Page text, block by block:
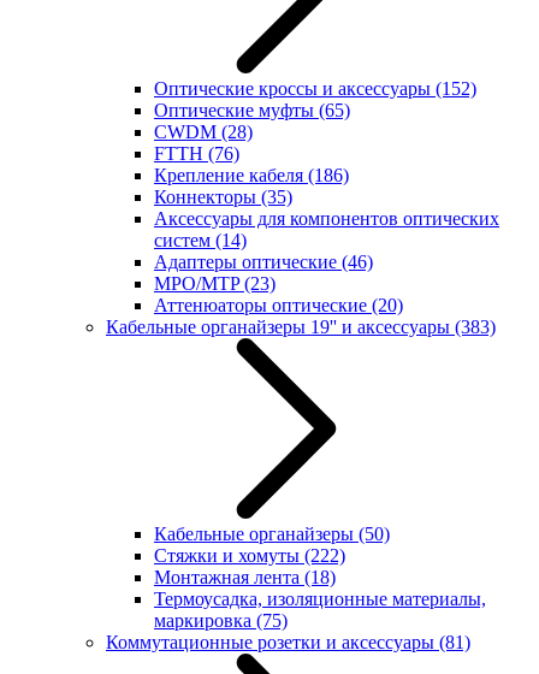
Оптические кроссы и аксессуары (152)
Оптические муфты (65)
CWDM (28)
FTTH (76)
Крепление кабеля (186)
Коннекторы (35)
Аксессуары для компонентов оптических
систем (14)
Адаптеры оптические (46)
MPO/MTP(23)
Аттенюаторы оптические (20)
Кабельные органайзеры 19'' и аксессуары (383)
Кабельные органайзеры (50)
Стяжки и хомуты (222)
Монтажная лента (18)
Термоусадка, изоляционные материалы,
маркировка (75)
Коммутационные розетки и аксессуары (81)